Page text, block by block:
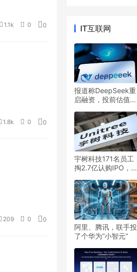
1.1k 0 0
1.8k 0 0
209 0 0
IT互联网
报道称DeepSeek重
启融资，投前估值
宇树科技171名员工
掏2.7亿认购IPO，王
阿里、腾讯，联手投
了个华为“小智元”